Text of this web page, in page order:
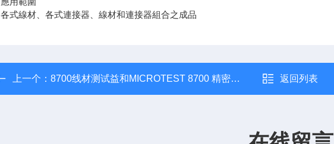
各式線材、各式連接器、線材和連接器組合之成品
上一个： 8700线材测试益和MICROTEST 8700 精密四线式线材测试仪 返回列表